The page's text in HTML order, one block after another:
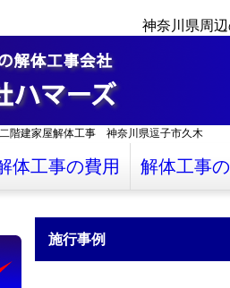
神奈川県周
階建家屋解体工事 神奈川県逗子市久木
体工事の費用 解体工事
施行事例